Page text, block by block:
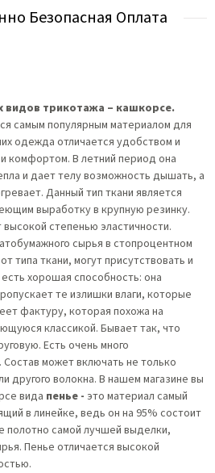
Безопасная Оплата
видов трикотажа – кашкорсе.
самым популярным материалом для
одежда отличается удобством и
комфортом. В летний период она
и дает телу возможность дышать, а
Данный тип ткани является
выработку в крупную резинку.
степенью эластичности.
сырья в стопроцентном
типа ткани, могут присутствовать и
хорошая способность: она
те излишки влаги, которые
фактуру, которая похожа на
классикой. Бывает так, что
Есть очень много
может включать не только
другого волокна. В нашем магазине вы
вида пенье - это материал самый
в линейке, ведь он на 95% состоит
полотно самой лучшей выделки,
Пенье отличается высокой